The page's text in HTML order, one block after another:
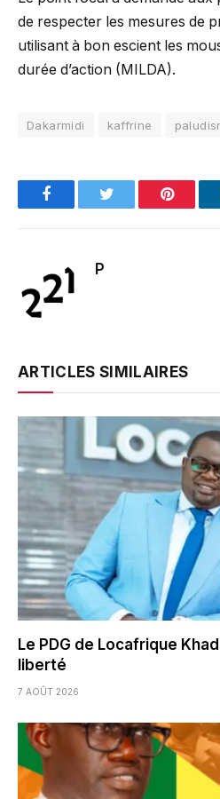
de respecter les mesures de
utilisant à bon escient les
durée d’action (MILDA).
Dakarmidi kaffrine
FacebookTwitter
P
ARTICLES SIMILAIRES
Le PDG de Locafrique
liberté
7 AOÛT 2026